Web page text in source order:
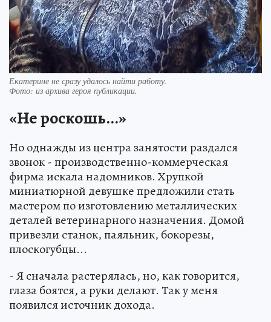
Екатерине не сразу удалось найти работу.
Фото: из архива героя публикации.
«Не роскошь...»
Но однажды из центра занятости раздался
звонок - производственно-коммерческая
фирма искала надомников. Хрупкой
миниатюрной девушке предложили стать
мастером по изготовлению металлических
деталей ветеринарного назначения. Домой
привезли станок, паяльник, бокорезы,
плоскогубцы...
- Я сначала растерялась, но, как говорится,
глаза боятся, а руки делают. Так у меня
появился источник дохода.